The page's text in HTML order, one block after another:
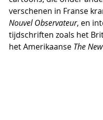
verschenen in Franse
Nouvel Observateur, en
tijdschriften zoals het
het Amerikaanse The